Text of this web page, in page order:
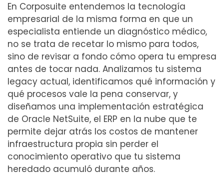
En Corposuite entendemos la tecnología
empresarial de la misma forma en que un
especialista entiende un diagnóstico médico,
no se trata de recetar lo mismo para todos,
sino de revisar a fondo cómo opera tu empresa
antes de tocar nada. Analizamos tu sistema
legacy actual, identificamos qué información y
qué procesos vale la pena conservar, y
diseñamos una implementación estratégica
de Oracle NetSuite, el ERP en la nube que te
permite dejar atrás los costos de mantener
infraestructura propia sin perder el
conocimiento operativo que tu sistema
heredado acumuló durante años.